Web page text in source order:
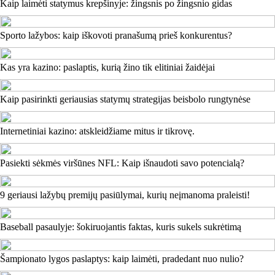
Kaip laimėti statymus krepšinyje: žingsnis po žingsnio gidas
Sporto lažybos: kaip iškovoti pranašumą prieš konkurentus?
Kas yra kazino: paslaptis, kurią žino tik elitiniai žaidėjai
Kaip pasirinkti geriausias statymų strategijas beisbolo rungtynėse
Internetiniai kazino: atskleidžiame mitus ir tikrovę.
Pasiekti sėkmės viršūnes NFL: Kaip išnaudoti savo potencialą?
9 geriausi lažybų premijų pasiūlymai, kurių neįmanoma praleisti!
Baseball pasaulyje: šokiruojantis faktas, kuris sukels sukrėtimą
Šampionato lygos paslaptys: kaip laimėti, pradedant nuo nulio?